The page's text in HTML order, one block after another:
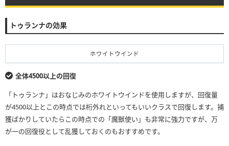
トゥランナの効果
ホワイトウインド
全体4500以上の回復
「トゥランナ」はおなじみのホワイトウインドを使用しますが、回復量
が4500以上とこの時点では桁外れといってもいいクラスで回復します。捕
獲ばかりしていたらこの時点での「魔獣使い」も非常に強力ですが、万
が一の回復役として乱獲しておくのもおすすめです。